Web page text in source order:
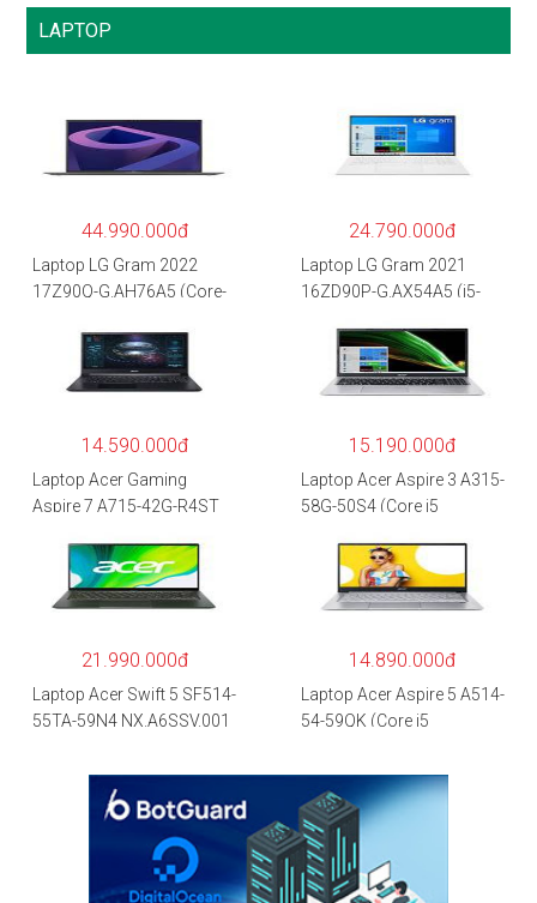
LAPTOP
44.990.000đ
Laptop LG Gram 2022
17Z90Q-G.AH76A5 (Core-
1260P/16GB/512GB/17″
WQXGA/Win 11/Xám)
24.790.000đ
Laptop LG Gram 2021
16ZD90P-G.AX54A5 (i5-
SSD/16″WQXGA/Dos/Trắ
14.590.000đ
Laptop Acer Gaming
Aspire 7 A715-42G-R4ST
5500U/8GB RAM/256GB
SSD/15.6″FHD
IPS/GTX1650 4GB/Win10)
15.190.000đ
Laptop Acer Aspire 3 A315-
58G-50S4 (Core i5
RAM/512GB/15.6″FHD/M
X350 2GB/Win 10/Bạc)
21.990.000đ
Laptop Acer Swift 5 SF514-
55TA-59N4 NX.A6SSV.001
RAM/1TB
SSD/14″FHD_Touch/Win1
0/Xanh) – Hàng chính
14.890.000đ
Laptop Acer Aspire 5 A514-
54-59QK (Core i5
RAM/512GB/14″FHD/Win
11/Vàng)